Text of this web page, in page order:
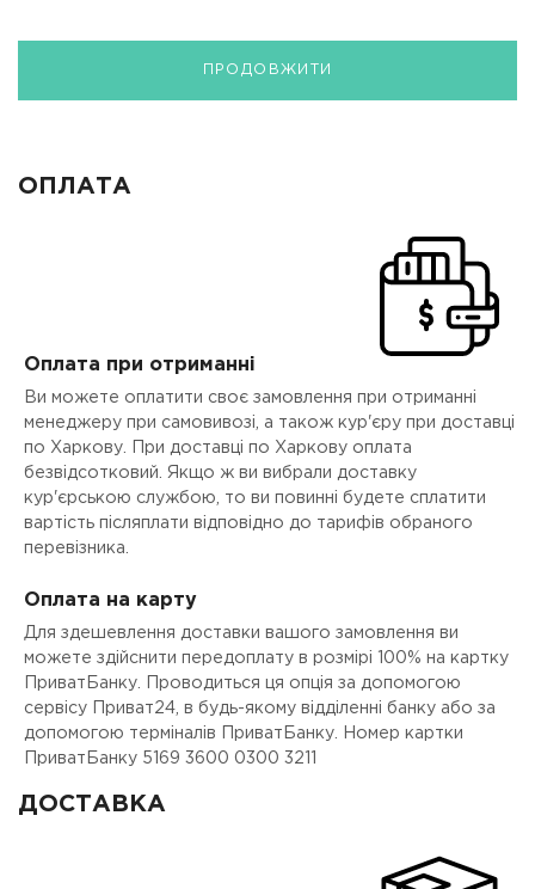
ПРОДОВЖИТИ
ОПЛАТА
Оплата при отриманні
Ви можете оплатити своє замовлення при отриманні
менеджеру при самовивозі, а також кур'єру при доставці
по Харкову. При доставці по Харкову оплата
безвідсотковий. Якщо ж ви вибрали доставку
кур'єрською службою, то ви повинні будете сплатити
вартість післяплати відповідно до тарифів обраного
перевізника.
Оплата на карту
Для здешевлення доставки вашого замовлення ви
можете здійснити передоплату в розмірі 100% на картку
ПриватБанку. Проводиться ця опція за допомогою
сервісу Приват24, в будь-якому відділенні банку або за
допомогою терміналів ПриватБанку. Номер картки
ПриватБанку 5169 3600 0300 3211
ДОСТАВКА